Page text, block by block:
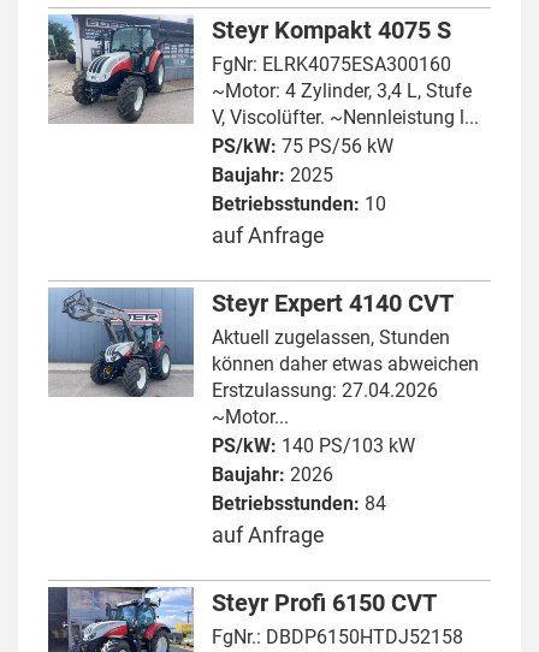
Steyr Kompakt 4075 S
FgNr: ELRK4075ESA300160
~Motor: 4 Zylinder, 3,4 L, Stufe
V, Viscolüfter. ~Nennleistung l...
PS/kW: 75 PS/56 kW
Baujahr: 2025
Betriebsstunden: 10
auf Anfrage
Steyr Expert 4140 CVT
Aktuell zugelassen, Stunden
können daher etwas abweichen
Erstzulassung: 27.04.2026
~Motor...
PS/kW: 140 PS/103 kW
Baujahr: 2026
Betriebsstunden: 84
auf Anfrage
Steyr Profi 6150 CVT
FgNr.: DBDP6150HTDJ52158